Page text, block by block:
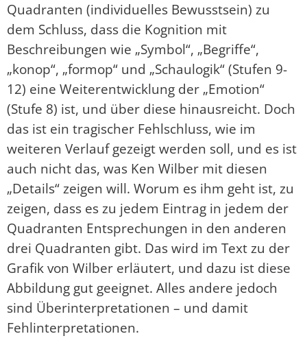
Quadranten (individuelles Bewusstsein) zu
dem Schluss, dass die Kognition mit
Beschreibungen wie „Symbol“, „Begriffe“,
„konop“, „formop“ und „Schaulogik“ (Stufen 9-
12) eine Weiterentwicklung der „Emotion“
(Stufe 8) ist, und über diese hinausreicht. Doch
das ist ein tragischer Fehlschluss, wie im
weiteren Verlauf gezeigt werden soll, und es ist
auch nicht das, was Ken Wilber mit diesen
„Details“ zeigen will. Worum es ihm geht ist, zu
zeigen, dass es zu jedem Eintrag in jedem der
Quadranten Entsprechungen in den anderen
drei Quadranten gibt. Das wird im Text zu der
Grafik von Wilber erläutert, und dazu ist diese
Abbildung gut geeignet. Alles andere jedoch
sind Überinterpretationen – und damit
Fehlinterpretationen.